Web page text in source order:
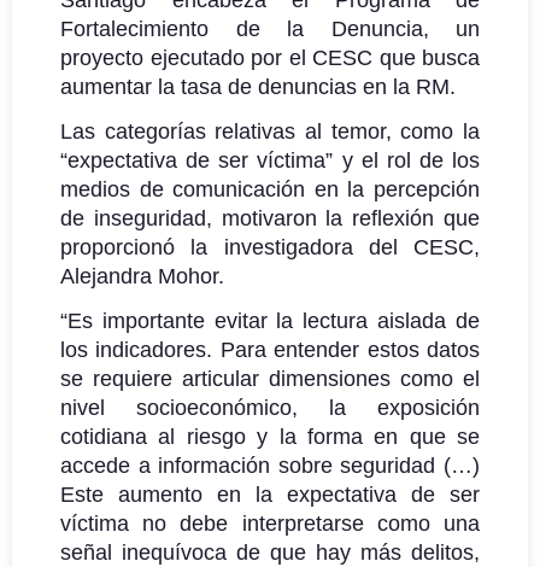
Fortalecimiento de la Denuncia, un
proyecto ejecutado por el CESC que busca
aumentar la tasa de denuncias en la RM.
Las categorías relativas al temor, como la
“expectativa de ser víctima” y el rol de los
medios de comunicación en la percepción
de inseguridad, motivaron la reflexión que
proporcionó la investigadora del CESC,
Alejandra Mohor.
“Es importante evitar la lectura aislada de
los indicadores. Para entender estos datos
se requiere articular dimensiones como el
nivel socioeconómico, la exposición
cotidiana al riesgo y la forma en que se
accede a información sobre seguridad (…)
Este aumento en la expectativa de ser
víctima no debe interpretarse como una
señal inequívoca de que hay más delitos,